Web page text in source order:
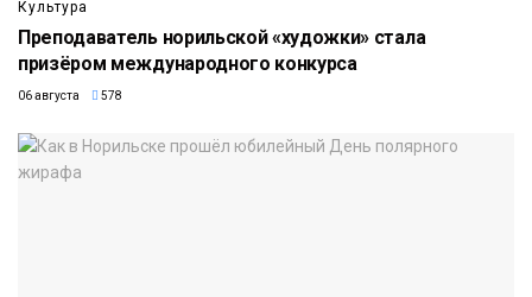
Культура
Преподаватель норильской «художки» стала
призёром международного конкурса
06 августа 578